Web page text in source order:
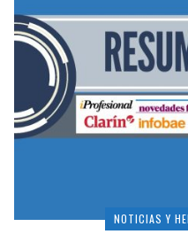
NOTICIAS Y